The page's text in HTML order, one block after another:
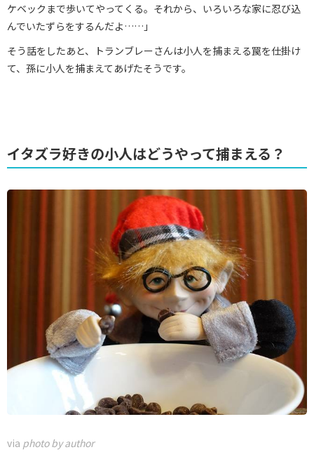
ケベックまで歩いてやってくる。それから、いろいろな家に忍び込
んでいたずらをするんだよ……」
そう話をしたあと、トランブレーさんは小人を捕まえる罠を仕掛け
て、孫に小人を捕まえてあげたそうです。
イタズラ好きの小人はどうやって捕まえる？
via photo by author